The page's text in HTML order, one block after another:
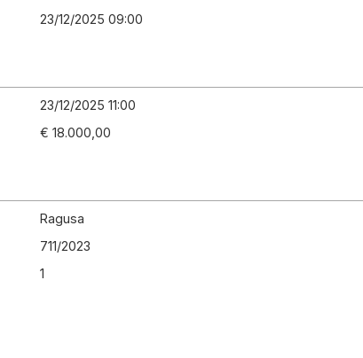
23/12/2025 09:00
23/12/2025 11:00
€ 18.000,00
Ragusa
711/2023
1